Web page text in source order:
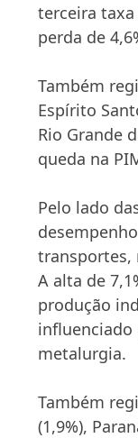
terceira
perda de
Também
Espírito
Rio Grande
queda na
Pelo lado
transportes,
A alta de
produção
influenciado
metalurgia.
Também
(1,9%),